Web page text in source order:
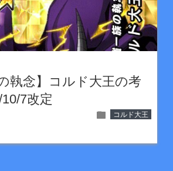
執念】コルド大王の考
7改定
folder コルド大王